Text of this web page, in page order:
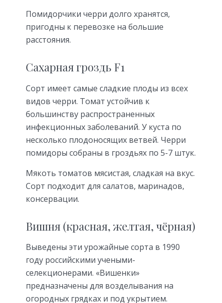
Помидорчики черри долго хранятся,
пригодны к перевозке на большие
расстояния.
Сахарная гроздь F1
Сорт имеет самые сладкие плоды из всех
видов черри. Томат устойчив к
большинству распространенных
инфекционных заболеваний. У куста по
несколько плодоносящих ветвей. Черри
помидоры собраны в гроздьях по 5-7 штук.
Мякоть томатов мясистая, сладкая на вкус.
Сорт подходит для салатов, маринадов,
консервации.
Вишня (красная, желтая, чёрная)
Выведены эти урожайные сорта в 1990
году российскими учеными-
селекционерами. «Вишенки»
предназначены для возделывания на
огородных грядках и под укрытием.